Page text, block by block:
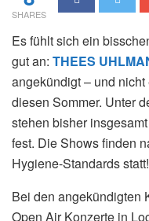
SHARES
Es fühlt sich ein
gut an: THEES
angekündigt – und
diesen Sommer. Unter
stehen bisher
fest. Die Shows finden
Hygiene-Standards statt!
Bei den angekündigten
Open Air Konzerte in